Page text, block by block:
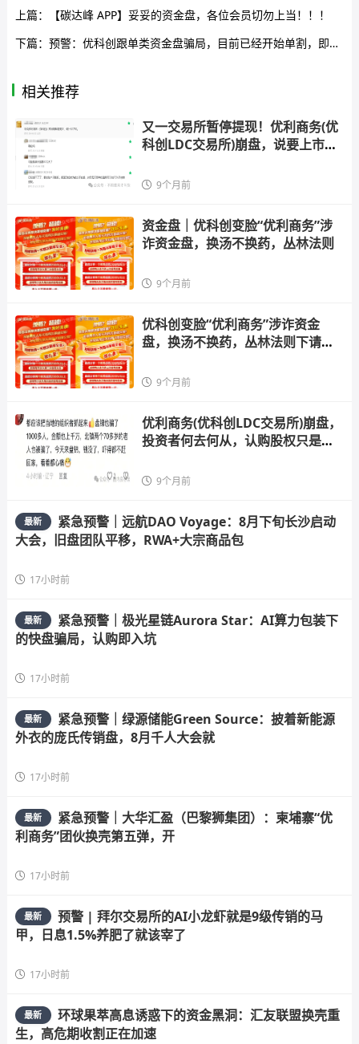
上篇：
【碳达峰 APP】妥妥的资金盘，各位会员切勿上当！！！
下篇： 预警：优科创跟单类资金盘骗局，目前已经开始单割，即将崩盘跑路！
相关推荐
又一交易所暂停提现！优利商务(优
科创LDC交易所)崩盘，说要上市，
9个月前
资金盘｜优科创变脸“优利商务”涉
诈资金盘，换汤不换药，丛林法则
9个月前
优科创变脸“优利商务”涉诈资金
盘，换汤不换药，丛林法则下请投
9个月前
优利商务(优科创LDC交易所)崩盘，
投资者何去何从，认购股权只是二
9个月前
最新
紧急预警｜远航DAO Voyage：8月下旬长沙启动
大会，旧盘团队平移，RWA+大宗商品包
17小时前
最新
紧急预警｜极光星链Aurora Star：AI算力包装下
的快盘骗局，认购即入坑
17小时前
最新
紧急预警｜绿源储能Green Source：披着新能源
外衣的庞氏传销盘，8月千人大会就
17小时前
最新
紧急预警｜大华汇盈（巴黎狮集团）：柬埔寨“优
利商务”团伙换壳第五弹，开
17小时前
最新
预警 | 拜尔交易所的AI小龙虾就是9级传销的马
甲，日息1.5%养肥了就该宰了
17小时前
最新
环球果萃高息诱惑下的资金黑洞：汇友联盟换壳重
生，高危期收割正在加速